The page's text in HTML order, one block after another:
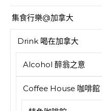
集食行樂@加拿大
Drink 喝在加拿大
Alcohol 醉翁之意
Coffee House 咖啡館